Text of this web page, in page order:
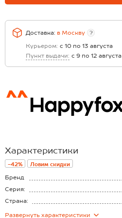
Доставка: в Москву
?
Курьером: с 10 по 13 августа
Пункт выдачи: с 9 по 12 августа
Характеристики
-42% Ловим скидки
Бренд
Серия:
Страна:
Состав:
Развернуть характеристики